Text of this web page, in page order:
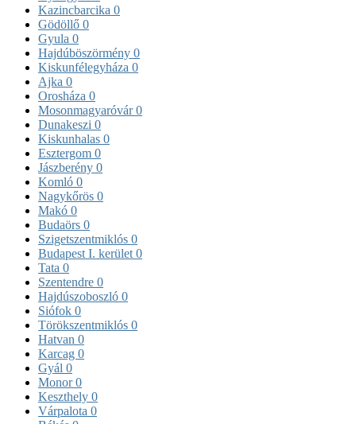
Kazincbarcika 0
Gödöllő 0
Gyula 0
Hajdúböszörmény 0
Kiskunfélegyháza 0
Ajka 0
Orosháza 0
Mosonmagyaróvár0
Dunakeszi 0
Kiskunhalas 0
Esztergom 0
Jászberény 0
Komló 0
Nagykőrös 0
Makó 0
Budaörs 0
Szigetszentmiklós 0
Budapest I. kerület 0
Tata 0
Szentendre 0
Hajdúszoboszló 0
Siófok 0
Törökszentmiklós 0
Hatvan 0
Karcag 0
Gyál 0
Monor0
Keszthely 0
Várpalota 0